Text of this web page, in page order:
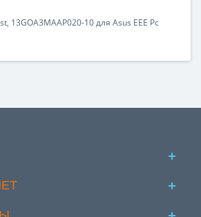
, 13GOA3MAAP020-10 для Asus EEE Pc